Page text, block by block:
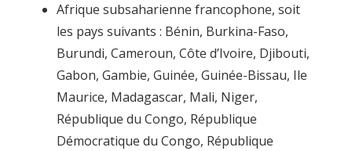
Afrique subsaharienne francophone, soit
les pays suivants : Bénin, Burkina-Faso,
Burundi, Cameroun, Côte d’Ivoire, Djibouti,
Gabon, Gambie, Guinée, Guinée-Bissau, Ile
Maurice, Madagascar, Mali, Niger,
République du Congo, République
Démocratique du Congo, République